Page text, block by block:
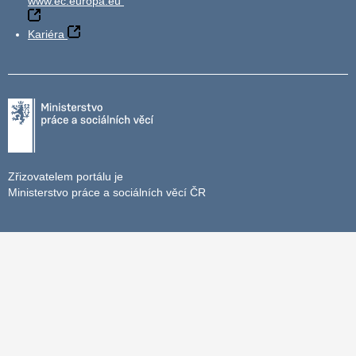
Kariéra
Zřizovatelem portálu je
Ministerstvo práce a sociálních věcí ČR